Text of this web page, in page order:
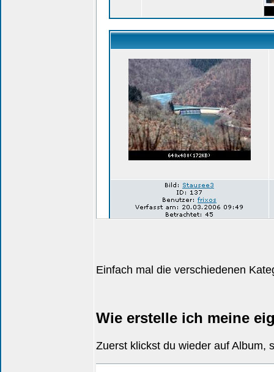
Einfach mal die verschiedenen
Wie erstelle ich meine
Zuerst klickst du wieder auf Album,